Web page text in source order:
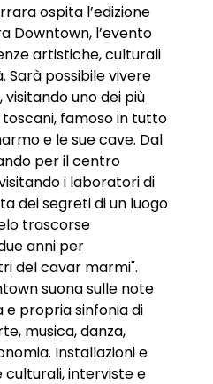
ospita l’edizione
Downtown, l’evento
artistiche, culturali
Sarà possibile vivere
uno dei più
famoso in tutto
e le sue cave. Dal
per il centro
i laboratori di
dei segreti di un luogo
trascorse
anni per
del cavar marmi".
suona sulle note
e propria sinfonia di
musica, danza,
Installazioni e
interviste e